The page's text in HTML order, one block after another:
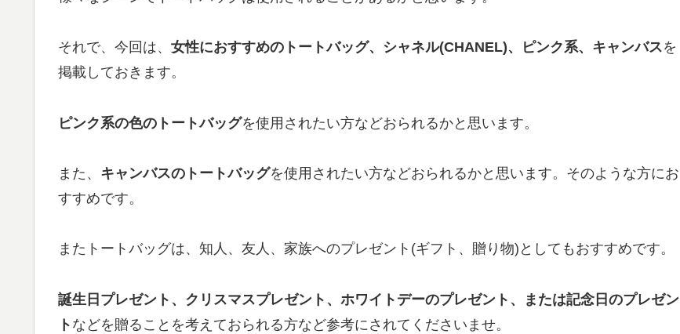
それで、今回は、 女性におすすめのトートバッグ、シャネル(CHANEL)、ピンク系、キャンバスを
掲載しておきます。
ピンク系の色のトートバッグを使用されたい方などおられるかと思います。
また、 キャンバスのトートバッグを使用されたい方などおられるかと思います。そのような方にお
すすめです。
またトートバッグは、知人、友人、家族へのプレゼント(ギフト、贈り物)としてもおすすめです。
誕生日プレゼント、クリスマスプレゼント、ホワイトデーのプレゼント、または記念日のプレゼン
ト などを贈ることを考えておられる方など参考にされてくださいませ。